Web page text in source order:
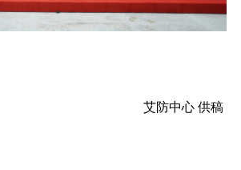
艾防中心 供稿